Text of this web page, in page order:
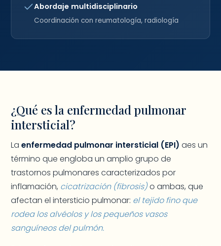
Abordaje multidisciplinario
Coordinación con reumatología, radiología
¿Qué es la enfermedad pulmonar
intersticial?
Laenfermedad pulmonar intersticial (EPI) aes un
término que engloba un amplio grupo de
trastornos pulmonares caracterizados por
inflamación, cicatrización (fibrosis)o ambas, que
afectan el intersticio pulmonar: el tejido fino que
rodea los alvéolos y los pequeños vasos
sanguíneos del pulmón.